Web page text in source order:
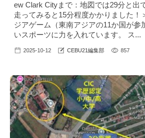
ew Clark Cityまで：地図では29分と出
走ってみると15分程度かかりました！
ジアゲーム（東南アジアの11か国が参
いスポーツに力を入れています。 ス...
2025-10-12 CEBU21編集部 857